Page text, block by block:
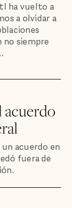
ha vuelto a
a olvidar a
no siempre
acuerdo en
fuera de